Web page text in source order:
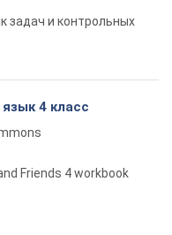
задач и контрольных
4 класс
Friends 4 workbook